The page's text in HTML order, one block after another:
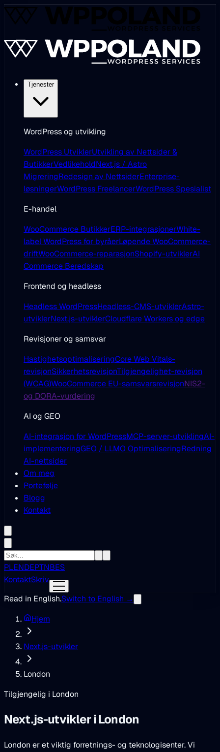
Tjenester
WordPress og utvikling
WordPress UtviklerUtvikling av Nettsider &
ButikkerVedlikeholdNext.js / Astro
MigreringRedesign av NettsiderEnterprise-
løsningerWordPress FreelancerWordPress Spesialist
E-handel
WooCommerce ButikkerERP-integrasjonerWhite-
label WordPress for byråerLøpende WooCommerce-
driftWooCommerce-reparasjonShopify-utviklerAI
Commerce Beredskap
Frontend og headless
Headless WordPressHeadless-CMS-utviklerAstro-
utviklerNext.js-utviklerCloudflare Workers og edge
Revisjoner og samsvar
HastighetsoptimaliseringCore Web Vitals-
revisjonSikkerhetsrevisjonTilgjengelighet-revisjon
(WCAG)WooCommerce EU-samsvarsrevisjonNIS2-
og DORA-vurdering
AI og GEO
AI-integrasjon for WordPressMCP-server-utviklingAI-
implementeringGEO / LLMO OptimaliseringRedning
AI-nettsider
Om meg
Portefølje
Blogg
Kontakt
PLENDEPTNBES
KontaktSkriv
Read in English.Switch to English →
Hjem
Next.js-utvikler
London
Tilgjengelig i London
Next.js-utvikleri London
London er et viktig forretnings- og teknologisenter. Vi